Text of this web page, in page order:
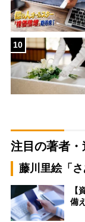
10
注目の著者・
藤川里絵「さ
【
備